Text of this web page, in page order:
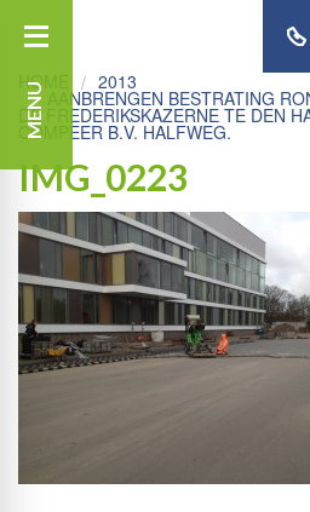
MENU
HOME 2013
AANBRENGEN BESTRATING
DE FREDERIKSKAZERNE TE DEN
COMPEER B.V. HALFWEG.
IMG_0223